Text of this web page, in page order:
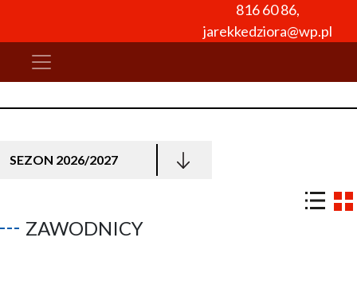
816 60 86,
jarekkedziora@wp.pl
SEZON 2026/2027
ZAWODNICY